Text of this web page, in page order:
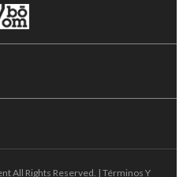
All Rights Reserved. | Términos Y